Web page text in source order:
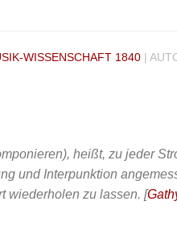
WISSENSCHAFT 1840 |
heißt, zu jeder
und Interpunktion
wiederholen zu lassen. [